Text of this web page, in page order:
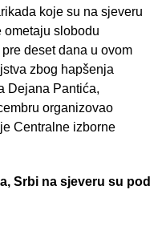
koje su na sjeveru
ometaju slobodu
deset dana u ovom
zbog hapšenja
Dejana Pantića,
organizovao
Centralne izborne
Srbi na sjeveru su pod